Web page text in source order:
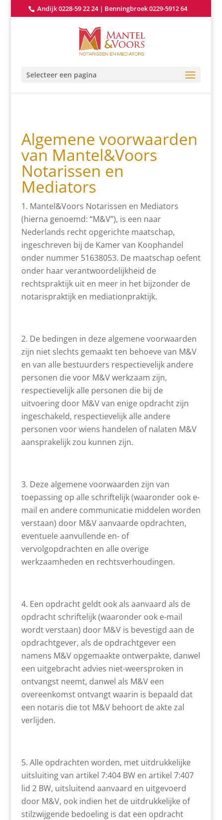
Andijk 0228-59 22 24| Benningbroek 0229-5912 64
Selecteer een pagina
Algemene voorwaarden
van Mantel&Voors
Notarissen en
Mediators
Mantel&Voors Notarissen en Mediators
(hierna genoemd: “M&V”), is een naar
Nederlands recht opgerichte maatschap,
ingeschreven bij de Kamer van Koophandel
onder nummer 51638053. De maatschap oefent
onder haar verantwoordelijkheid de
rechtspraktijk uit en meer in het bijzonder de
notarispraktijk en mediationpraktijk.
De bedingen in deze algemene voorwaarden
zijn niet slechts gemaakt ten behoeve van M&V
en van alle bestuurders respectievelijk andere
personen die voor M&V werkzaam zijn,
respectievelijk alle personen die bij de
uitvoering door M&V van enige opdracht zijn
ingeschakeld, respectievelijk alle andere
personen voor wiens handelen of nalaten M&V
aansprakelijk zou kunnen zijn.
Deze algemene voorwaarden zijn van
toepassing op alle schriftelijk (waaronder ook e-
mail en andere communicatie middelen worden
verstaan) door M&V aanvaarde opdrachten,
eventuele aanvullende en- of
vervolgopdrachten en alle overige
werkzaamheden en rechtsverhoudingen.
Een opdracht geldt ook als aanvaard als de
opdracht schriftelijk (waaronder ook e-mail
wordt verstaan) door M&V is bevestigd aan de
opdrachtgever, als de opdrachtgever een
namens M&V opgemaakte ontwerpakte, danwel
een uitgebracht advies niet-weersproken in
ontvangst neemt, danwel als M&V een
overeenkomst ontvangt waarin is bepaald dat
een notaris die tot M&V behoort de akte zal
verlijden.
Alle opdrachten worden, met uitdrukkelijke
uitsluiting van artikel 7:404 BW en artikel 7:407
lid 2 BW, uitsluitend aanvaard en uitgevoerd
door M&V, ook indien het de uitdrukkelijke of
stilzwijgende bedoeling is dat een opdracht